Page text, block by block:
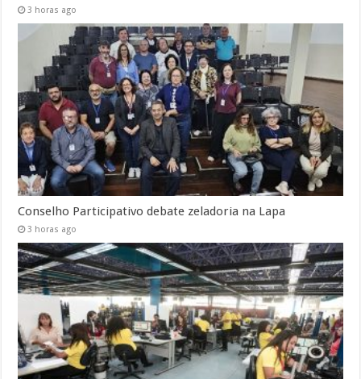
3 horas ago
Conselho Participativo debate zeladoria na Lapa
3 horas ago